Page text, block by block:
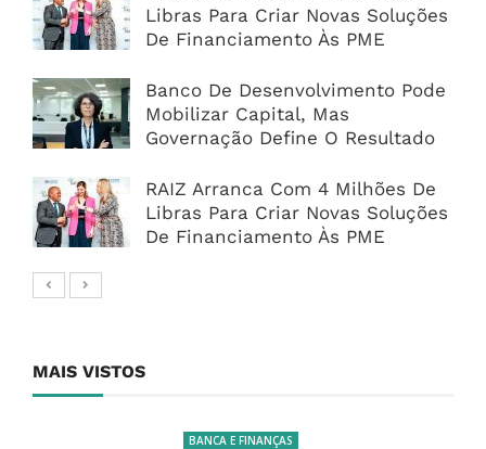
Libras Para Criar Novas Soluções
De Financiamento Às PME
Banco De Desenvolvimento Pode
Mobilizar Capital, Mas
Governação Define O Resultado
RAIZ Arranca Com 4 Milhões De
Libras Para Criar Novas Soluções
De Financiamento Às PME
MAIS VISTOS
BANCA E FINANÇAS